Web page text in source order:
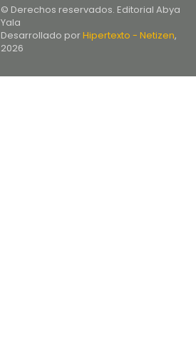
© Derechos reservados. Editorial Abya
Yala
Desarrollado porHipertexto - Netizen,
2026